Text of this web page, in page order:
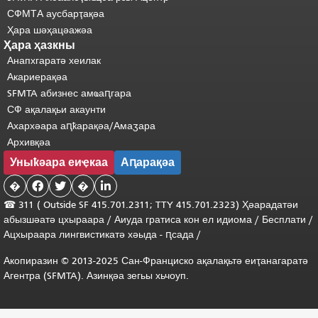
СФМТА аусбарҭақәа
Ҳара шәҳацәажәа
Ҳара ҳазкны
Анапхгаратә хеилак
Акариерақәа
SFMTA абизнес амҩаԥгара
СФ ақалақьи акаунти
Ахархәара аԥҟарақәа/Амаӡара
Архивқәа
Уныҟәара еиҿкаа Аԥарақәа
�   � 
☎ 311 ( Outside SF 415.701.2311; TTY 415.701.2323) Ҳәарадатәи
абызшәатә цхыраара / Аиуда гратиса кон ел идиома / Бесплати /
Ацхыраара лингвистикатә хәыда - ԥсада /
Акопиразин © 2013-2025 Сан-Франциско ақалақьтә еиҭанагаратә
Агентра (SFMTA). Азинқәа зегьы хьчоуп.